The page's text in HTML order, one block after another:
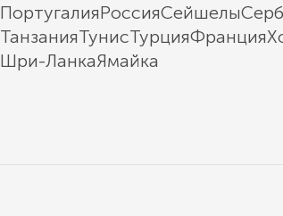
ПортугалияРоссияСейшелы
ТанзанияТунисТурцияФранция
Шри-ЛанкаЯмайка